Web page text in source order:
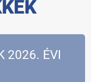
2026. ÉVI